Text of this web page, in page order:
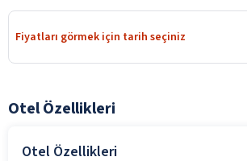
Fiyatları görmek için tarih seçiniz
Otel Özellikleri
Otel Özellikleri